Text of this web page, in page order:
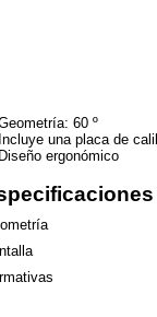
60 º
una placa de
ergonómico